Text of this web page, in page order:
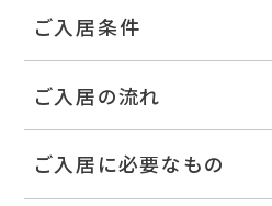
ご入居条件
ご入居の流れ
ご入居に必要なもの